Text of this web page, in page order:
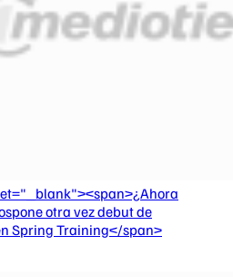
otra vez debut de
Spring Training</span>